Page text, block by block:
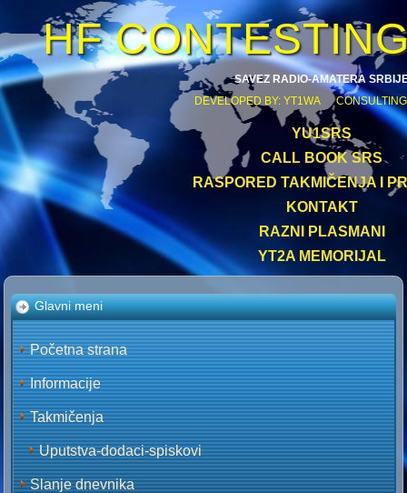
HF
SAVEZ RADIO-AMATERA
DEVELOPED BY: YT1WA
YU1SRS
CALL BOOK SRS
RASPORED TAKMIČENJA I
KONTAKT
RAZNI PLASMANI
YT2A MEMORIJAL
Glavni meni
Početna strana
Informacije
Takmičenja
Uputstva-dodaci-spiskovi
Slanje dnevnika